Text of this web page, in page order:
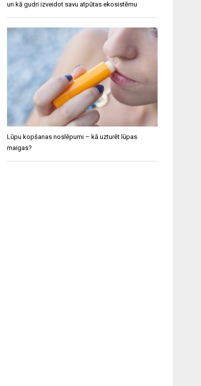
un kā gudri izveidot savu atpūtas ekosistēmu
Lūpu kopšanas noslēpumi – kā uzturēt lūpas
maigas?